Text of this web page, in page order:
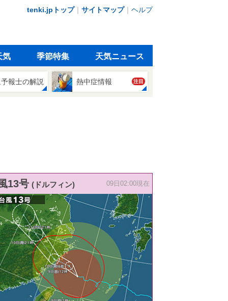
tenki.jpトップ｜ サイトマップ｜ ヘルプ
気 季節特集 天気ニュース
報士の解説 熱中症情報 注目
13号 (ドルフィン) 09日02:00現在